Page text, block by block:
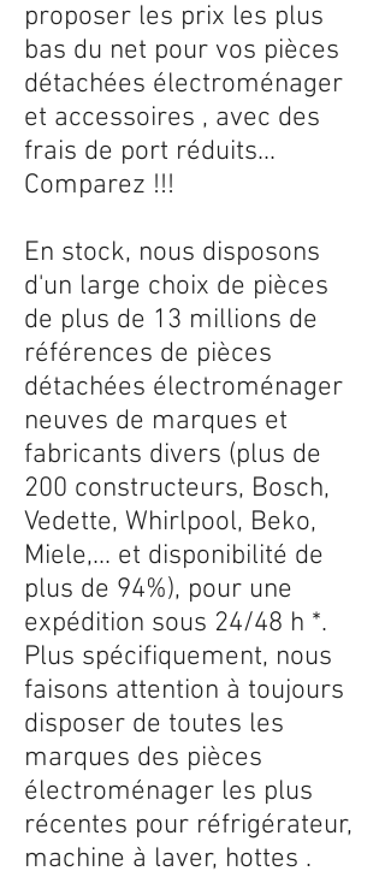
proposer les prix les plus
bas du net pour vos pièces
détachées électroménager
et accessoires , avec des
frais de port réduits...
Comparez !!!
En stock, nous disposons
d'un large choix de pièces
de plus de 13 millions de
références de pièces
détachées électroménager
neuves de marques et
fabricants divers (plus de
200 constructeurs, Bosch,
Vedette, Whirlpool, Beko,
Miele,... et disponibilité de
plus de 94%), pour une
expédition sous 24/48 h *.
Plus spécifiquement, nous
faisons attention à toujours
disposer de toutes les
marques des pièces
électroménager les plus
récentes pour réfrigérateur,
machine à laver, hottes .